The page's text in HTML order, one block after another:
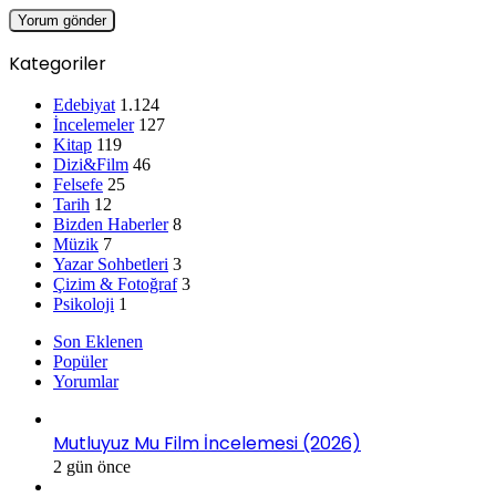
Kategoriler
Edebiyat 1.124
İncelemeler 127
Kitap 119
Dizi&Film 46
Felsefe 25
Tarih 12
Bizden Haberler 8
Müzik 7
Yazar Sohbetleri 3
Çizim & Fotoğraf 3
Psikoloji 1
Son Eklenen
Popüler
Yorumlar
Mutluyuz Mu Film İncelemesi (2026)
2 gün önce